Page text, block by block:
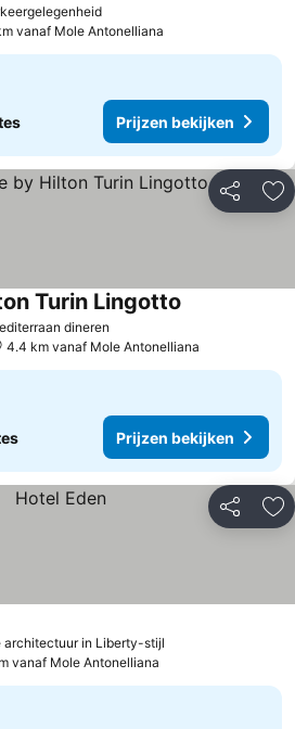
vanaf Mole Antonelliana
Prijzen bekijken
Delen
dineren
Turin Lingotto
4.4 km vanaf Mole Antonelliana
Prijzen bekijken
Delen
architectuur in Liberty-stijl
vanaf Mole Antonelliana